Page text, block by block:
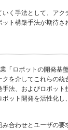
く手法として、ア
ト構築手法が期待さ
ロボットの開発基
を介してこれらの
法、およびロボッ
ット開発を活性化
合わせとユーザの